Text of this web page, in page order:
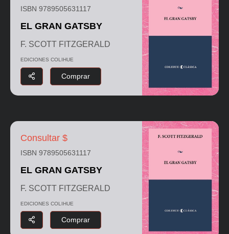
ISBN 9789505631117
EL GRAN GATSBY
F. SCOTT FITZGERALD
EDICIONES COLIHUE
Comprar
Consultar $
ISBN 9789505631117
EL GRAN GATSBY
F. SCOTT FITZGERALD
EDICIONES COLIHUE
Comprar